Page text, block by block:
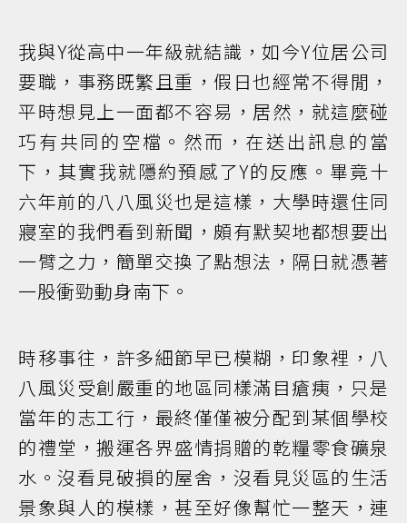
我與Y從高中一年級就結識，如今Y位居公司
要職，事務既繁且重，假日也經常不得閒，
平時想見上一面都不容易，居然，就這麼碰
巧有共同的空檔。然而，在送出訊息的當
下，其實我就隱約預感了Y的反應。畢竟十
六年前的八八風災也是這樣，大學時還住同
寢室的我們看到新聞，頗有默契地都想要出
一臂之力，簡單交換了點想法，隔日就憑著
一股衝勁動身南下。
時移事往，許多細節早已模糊，印象裡，八
八風災受創嚴重的地區同樣滿目瘡痍，只是
當年的志工行，最終僅僅被分配到某個學校
的禮堂，搬運各界盛情捐贈的乾糧零食礦泉
水。沒看見破損的屋舍，沒看見災區的生活
景象與人的模樣，甚至好像幫忙一整天，連